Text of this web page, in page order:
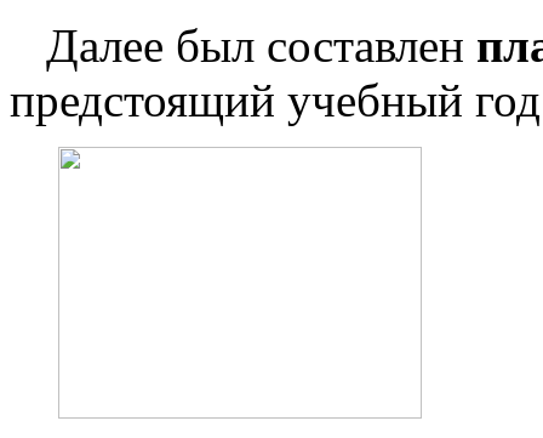
Далее был составлен
предстоящий учебный